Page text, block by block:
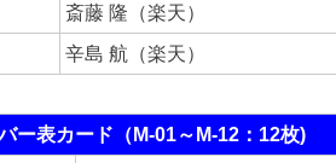
斎藤 隆（楽天）
辛島 航（楽天）
ー表カード（M-01～M-12：12枚)